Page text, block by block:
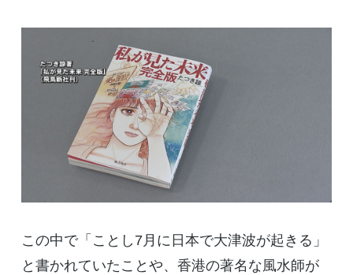
この中で「ことし7月に日本で大津波が起きる」
と書かれていたことや、香港の著名な風水師が